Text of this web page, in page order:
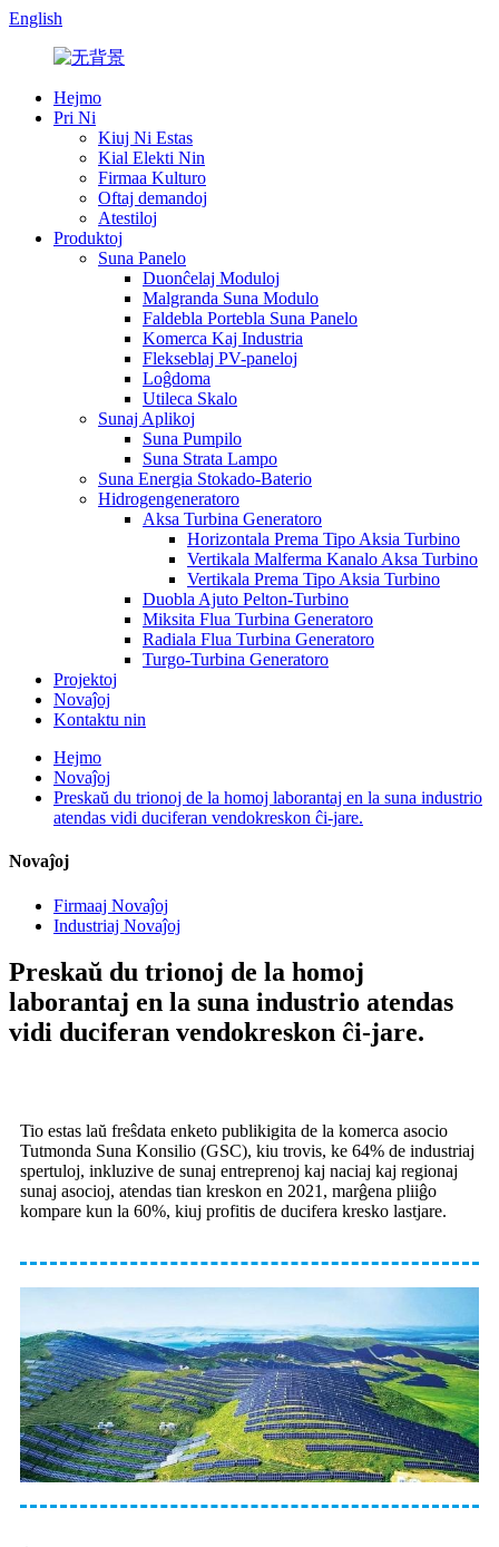
English
Hejmo
Pri Ni
Kiuj Ni Estas
Kial Elekti Nin
Firmaa Kulturo
Oftaj demandoj
Atestiloj
Produktoj
Suna Panelo
Duonĉelaj Moduloj
Malgranda Suna Modulo
Faldebla Portebla Suna Panelo
Komerca Kaj Industria
Flekseblaj PV-paneloj
Loĝdoma
Utileca Skalo
Sunaj Aplikoj
Suna Pumpilo
Suna Strata Lampo
Suna Energia Stokado-Baterio
Hidrogengeneratoro
Aksa Turbina Generatoro
Horizontala Prema Tipo Aksia Turbino
Vertikala Malferma Kanalo Aksa Turbino
Vertikala Prema Tipo Aksia Turbino
Duobla Ajuto Pelton-Turbino
Miksita Flua Turbina Generatoro
Radiala Flua Turbina Generatoro
Turgo-Turbina Generatoro
Projektoj
Novaĵoj
Kontaktu nin
Hejmo
Novaĵoj
Preskaŭ du trionoj de la homoj laborantaj en la suna industrio
atendas vidi duciferan vendokreskon ĉi-jare.
Novaĵoj
Firmaaj Novaĵoj
Industriaj Novaĵoj
Preskaŭ du trionoj de la homoj
laborantaj en la suna industrio atendas
vidi duciferan vendokreskon ĉi-jare.
Tio estas laŭ freŝdata enketo publikigita de la komerca asocio
Tutmonda Suna Konsilio (GSC), kiu trovis, ke 64% de industriaj
spertuloj, inkluzive de sunaj entreprenoj kaj naciaj kaj regionaj
sunaj asocioj, atendas tian kreskon en 2021, marĝena pliiĝo
kompare kun la 60%, kiuj profitis de ducifera kresko lastjare.